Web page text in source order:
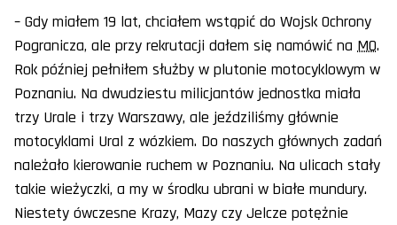
– Gdy miałem 19 lat, chciałem wstąpić do Wojsk Ochrony
Pogranicza, ale przy rekrutacji dałem się namówić na MO.
Rok później pełniłem służby w plutonie motocyklowym w
Poznaniu. Na dwudziestu milicjantów jednostka miała
trzy Urale i trzy Warszawy, ale jeździliśmy głównie
motocyklami Ural z wózkiem. Do naszych głównych zadań
należało kierowanie ruchem w Poznaniu. Na ulicach stały
takie wieżyczki, a my w środku ubrani w białe mundury.
Niestety ówczesne Krazy, Mazy czy Jelcze potężnie